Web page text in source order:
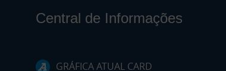
Central de Informações
GRÁFICA ATUAL CARD